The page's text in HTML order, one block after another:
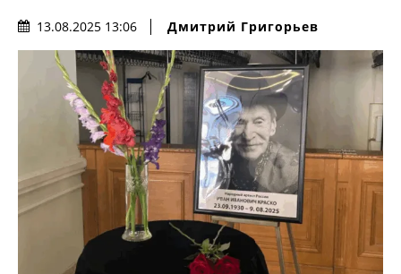
13.08.2025 13:06 Дмитрий Григорьев